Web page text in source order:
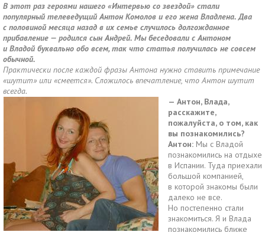
В этот раз героями нашего «Интервью со звездой» стали
популярный телеведущий Антон Комолов и его жена Владлена. Два
с половиной месяца назад в их семье случилось долгожданное
прибавление — родился сын Андрей. Мы беседовали с Антоном
и Владой буквально обо всем, так что статья получилась не совсем
обычной.
Практически после каждой фразы Антона нужно ставить примечание
«шутит» или «смеется». Сложилось впечатление, что Антон шутит
всегда.
— Антон, Влада,
расскажите,
пожалуйста, о том, как
вы познакомились?
Антон: Мы с Владой
познакомились на отдыхе
в Испании. Туда приехали
большой компанией,
в которой знакомы были
далеко не все.
Но постепенно стали
знакомиться. Я и Влада
познакомились ближе